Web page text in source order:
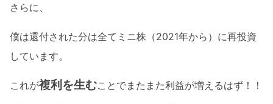
さらに、
僕は還付された分は全てミニ株（2021年から）に再投資
しています。
これが複利を生むことでまたまた利益が増えるはず！！